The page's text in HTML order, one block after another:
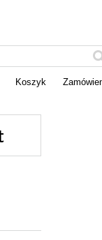
Koszyk